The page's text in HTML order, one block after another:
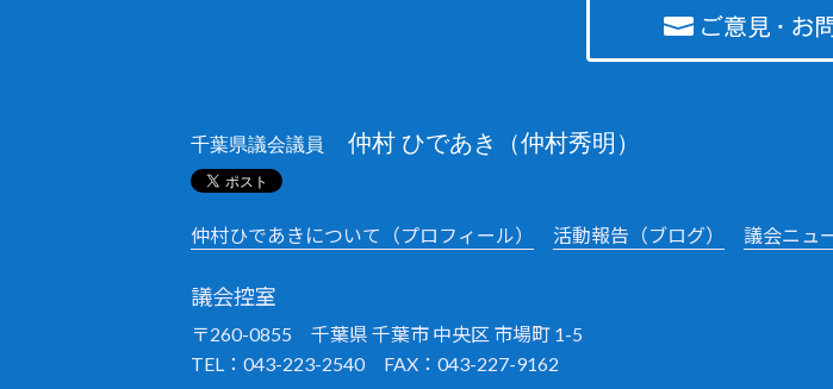
千葉県議会議員 仲村 ひであき（仲村秀明）
仲村ひであきについて（プロフィール） 活動報告（ブログ） 議会ニュ
議会控室
〒260-0855 千葉県 千葉市 中央区 市場町 1-5
TEL：043-223-2540 FAX：043-227-9162